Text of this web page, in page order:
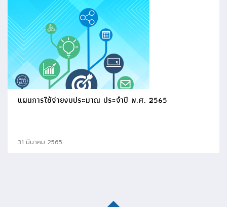
แผนการใช้จ่ายงบประมาณ ประจำปี พ.ศ. 2565
31 มีนาคม 2565